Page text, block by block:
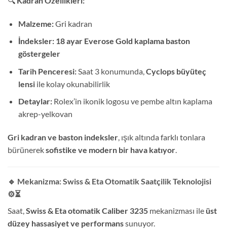
Malzeme:Gri kadran
İndeksler: 18 ayar Everose Gold kaplama baston
göstergeler
Tarih Penceresi:Saat 3 konumunda,Cyclops büyüteç
lensiile kolay okunabilirlik
Detaylar:Rolex’in ikonik logosu ve pembe altın kaplama
akrep-yelkovan
Gri kadran ve baston indeksler, ışık altında farklı tonlara
bürünereksofistike ve modern bir hava katıyor.
🔹 Mekanizma: Swiss & Eta Otomatik Saatçilik Teknolojisi
⚙️⏳
Saat,Swiss & Eta otomatik Caliber 3235 mekanizması ile üst
düzey hassasiyet ve performanssunuyor.